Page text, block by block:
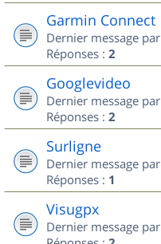
Garmin Connect
Dernier message par
Réponses : 2
Googlevideo
Dernier message par
Réponses : 2
Surligne
Dernier message par
Réponses : 1
Visugpx
Dernier message par